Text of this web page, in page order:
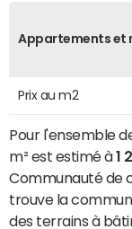
Appartements et
Prix au m2
Pour l'ensemble
m² est estimé à1
Communauté de
trouve la
des terrains à